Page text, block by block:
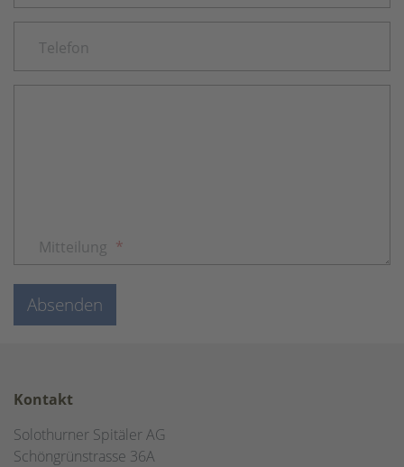
Telefon
Mitteilung *
Absenden
Kontakt
Solothurner Spitäler AG
Schöngrünstrasse 36A